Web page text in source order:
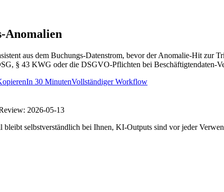
Anomalien
aus dem Buchungs-Datenstrom, bevor der Anomalie-Hit zur
§ 43 KWG oder die DSGVO-Pflichten bei Beschäftigtendaten-
In 30 MinutenVollständiger Workflow
2026-05-13
selbstverständlich bei Ihnen, KI-Outputs sind vor jeder